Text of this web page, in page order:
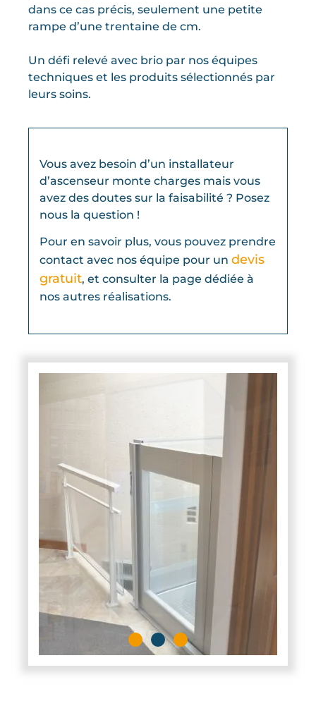
dans ce cas précis, seulement une petite
rampe d’une trentaine de cm.
Un défi relevé avec brio par nos équipes
techniques et les produits sélectionnés par
leurs soins.
Vous avez besoin d’un installateur
d’ascenseur monte charges mais vous
avez des doutes sur la faisabilité ? Posez
nous la question !
Pour en savoir plus, vous pouvez prendre
contact avec nos équipe pour un devis
gratuit, et consulter la page dédiée à
nos autres réalisations.